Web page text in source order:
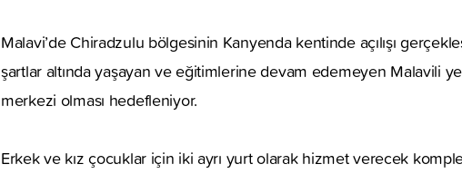
Malavi’de Chiradzulu bölgesinin Kanyenda kentinde açılışı
şartlar altında yaşayan ve eğitimlerine devam edemeyen Malavili
merkezi olması hedefleniyor.
Erkek ve kız çocuklar için iki ayrı yurt olarak hizmet verecek